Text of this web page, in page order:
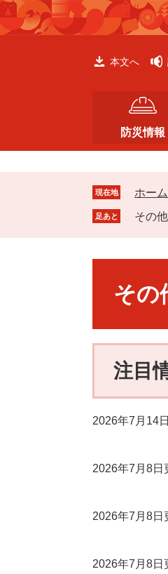
ペ
ー
メ
ニ
本文へ
防災情報
現在地 ホーム
足あと その
その
注目
2026年7月14
2026年7月8日
2026年7月8日
2026年7月8日